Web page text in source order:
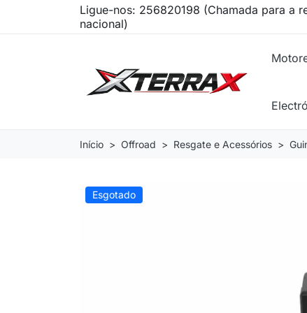
Ligue-nos: 256820198 (Chamada para a
nacional)
Início Offroad Resgate e Acessórios
Esgotado